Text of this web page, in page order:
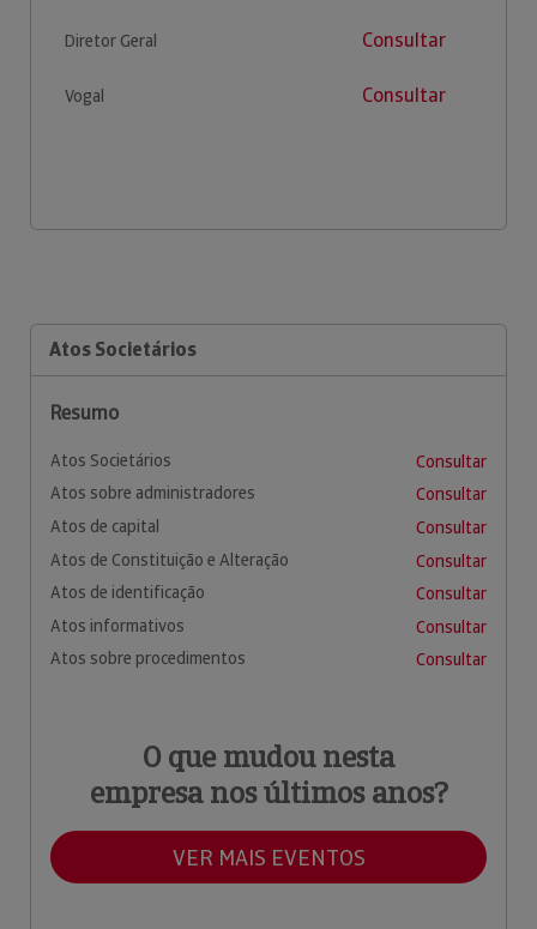
Diretor Geral Consultar
Vogal Consultar
Atos Societários
Resumo
Atos Societários
Consultar
Atos sobre administradores
Consultar
Atos de capital
Consultar
Atos de Constituição e Alteração
Consultar
Atos de identificação
Consultar
Atos informativos
Consultar
Atos sobre procedimentos
Consultar
O que mudou nesta
empresa nos últimos anos?
VER MAIS EVENTOS